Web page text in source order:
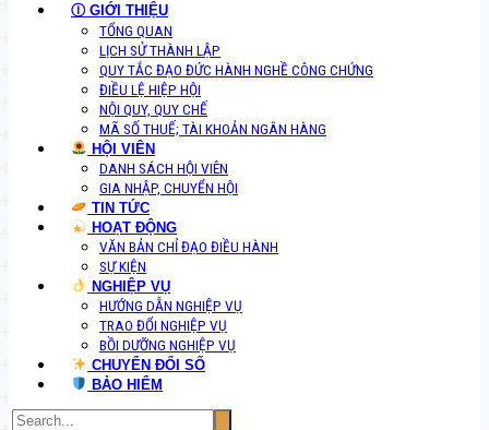
Ⓘ GIỚI THIỆU
TỔNG QUAN
LỊCH SỬ THÀNH LẬP
QUY TẮC ĐẠO ĐỨC HÀNH NGHỀ CÔNG CHỨNG
ĐIỀU LỆ HIỆP HỘI
NỘI QUY, QUY CHẾ
MÃ SỐ THUẾ; TÀI KHOẢN NGÂN HÀNG
HỘI VIÊN
DANH SÁCH HỘI VIÊN
GIA NHẬP, CHUYỂN HỘI
TIN TỨC
HOẠT ĐỘNG
VĂN BẢN CHỈ ĐẠO ĐIỀU HÀNH
SỰ KIỆN
NGHIỆP VỤ
HƯỚNG DẪN NGHIỆP VỤ
TRAO ĐỔI NGHIỆP VỤ
BỒI DƯỠNG NGHIỆP VỤ
CHUYỂN ĐỔI SỐ
BẢO HIỂM